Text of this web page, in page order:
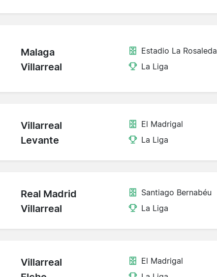
Malaga
Villarreal
Estadio La Rosaleda
La Liga
Villarreal
Levante
El Madrigal
La Liga
Real Madrid
Villarreal
Santiago Bernabéu
La Liga
Villarreal
El Madrigal